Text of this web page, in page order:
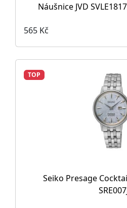
Náušnice JVD
565 Kč
TOP
Seiko Presage